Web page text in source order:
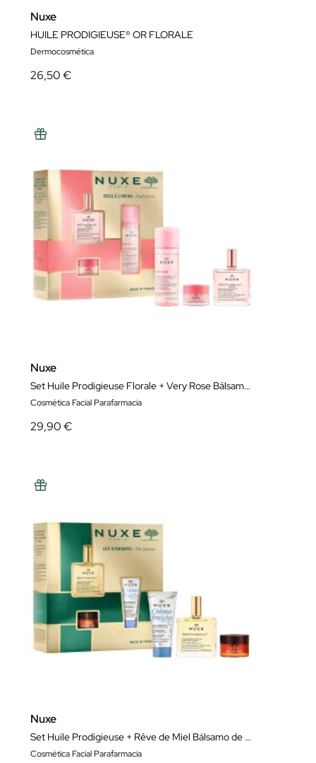
Nuxe
HUILE PRODIGIEUSE® OR FLORALE
Dermocosmética
26,50 €
Nuxe
Set Huile Prodigieuse Florale + Very Rose Bálsamo Labios + Very Rose Agua Micelar
Cosmética Facial Parafarmacia
29,90 €
Nuxe
Set Huile Prodigieuse + Rêve de Miel Bálsamo de Labios + Crema Fraîche de beauté 3-en-1
Cosmética Facial Parafarmacia